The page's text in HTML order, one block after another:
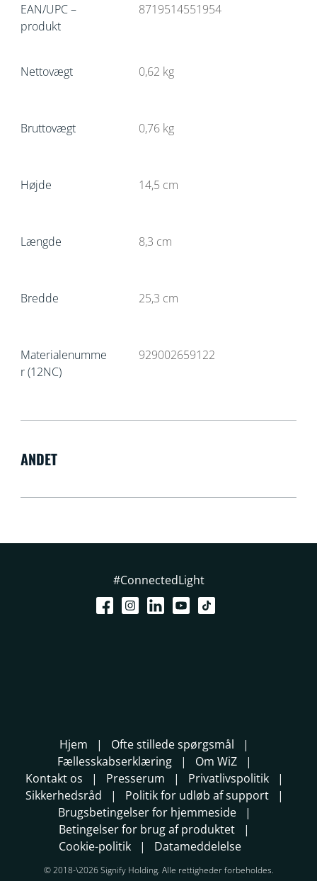
EAN/UPC –
produkt
8719514551954
Nettovægt 0,62 kg
Bruttovægt 0,76 kg
Højde 14,5 cm
Længde 8,3 cm
Bredde 25,3 cm
Materialenumme
r (12NC)
929002659122
ANDET
#ConnectedLight
Hjem
Ofte stillede spørgsmål
Fællesskabserklæring
Om WiZ
Kontakt os
Presserum
Privatlivspolitik
Sikkerhedsråd
Politik for udløb af support
Brugsbetingelser for hjemmeside
Betingelser for brug af produktet
Cookie-politik
Datameddelelse
© 2018-\2026 Signify Holding. Alle rettigheder forbeholdes.